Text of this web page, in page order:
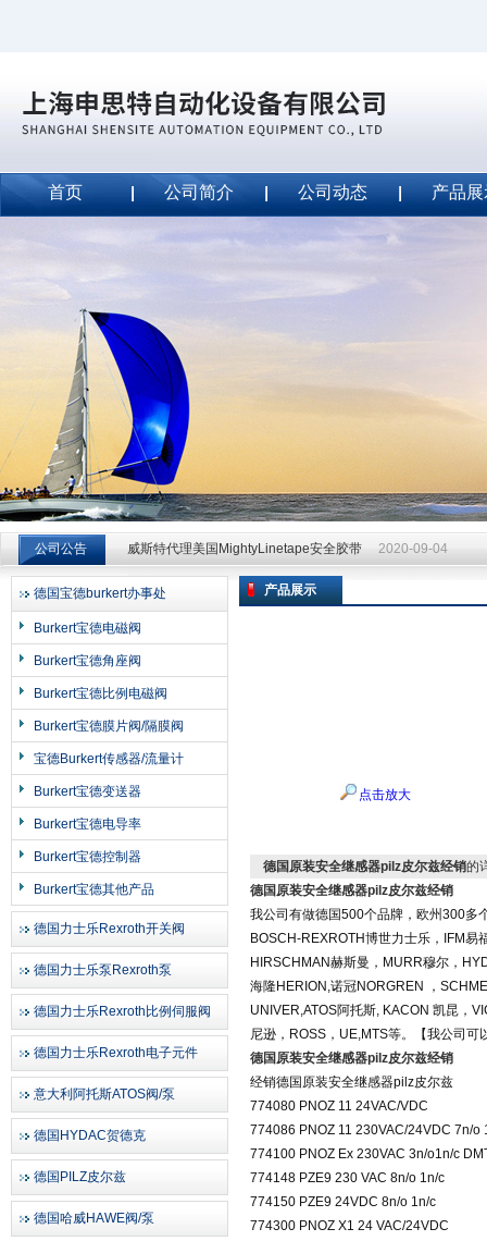
上海申思特自动化设备有限公司
首页 公司简介 公司动态 产品
公司公告
威斯特代理美国MightyLinetape安全胶带 2020-09-04
威斯特代理美国MightyLinetape安全胶带 2020-09-04
威斯特代理美国MightyLinetape安全胶带
德国宝德burkert办事处
Burkert宝德电磁阀
Burkert宝德角座阀
Burkert宝德比例电磁阀
Burkert宝德膜片阀/隔膜阀
宝德Burkert传感器/流量计
Burkert宝德变送器
Burkert宝德电导率
Burkert宝德控制器
Burkert宝德其他产品
德国力士乐Rexroth开关阀
德国力士乐泵Rexroth泵
德国力士乐Rexroth比例伺服阀
德国力士乐Rexroth电子元件
意大利阿托斯ATOS阀/泵
德国HYDAC贺德克
德国PILZ皮尔兹
德国哈威HAWE阀/泵
产品展示
点击放大
德国原装安全继感器pilz皮尔兹经销的
德国原装安全继感器pilz皮尔兹经销
我公司有做德国500个品牌，欧州300多
BOSCH-REXROTH博世力士乐， IFM易
HIRSCHMAN赫斯曼， MURR穆尔，
海隆HERION,诺冠NORGREN ，
UNIVER,ATOS阿托斯, KACON 凯昆，
尼逊， ROSS ， UE,MTS等。【我公司可
德国原装安全继感器pilz皮尔兹经销
经销德国原装安全继感器pilz皮尔兹
774080 PNOZ 11 24VAC/VDC
774086 PNOZ 11 230VAC/24VDC 7n/o
774100 PNOZ Ex 230VAC 3n/o1n/c
774148 PZE9 230 VAC 8n/o 1n/c
774150 PZE9 24VDC 8n/o 1n/c
774300 PNOZ X1 24 VAC/24VDC